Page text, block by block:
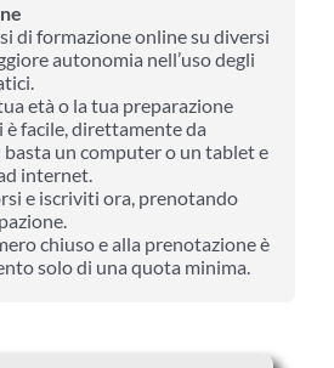
di formazione online su diversi
autonomia nell’uso degli
età o la tua preparazione
è facile, direttamente da
un computer o un tablet e
internet.
e iscriviti ora, prenotando
chiuso e alla prenotazione è
solo di una quota minima.